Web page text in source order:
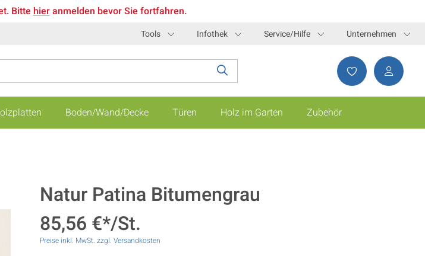
Bittehieranmelden bevor Sie fortfahren.
Tools Infothek Service/Hilfe Unternehmen
Boden/Wand/Decke Türen Holz im Garten Zubehör
Natur Patina Bitumengrau
85,56 €*/St.
Preise inkl. MwSt. zzgl. Versandkosten